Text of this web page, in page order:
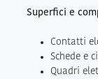
Superfici e
Contatti
Schede e
Quadri